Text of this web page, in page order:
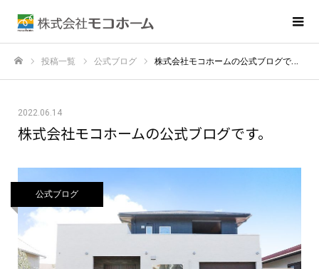
投稿一覧 公式ブログ 株式会社モコホームの公式ブログです。
2022.06.14
株式会社モコホームの公式ブログです。
公式ブログ